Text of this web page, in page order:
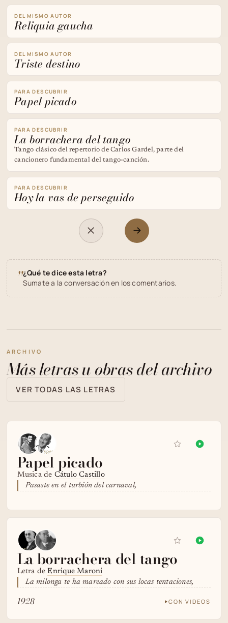
DEL MISMO AUTOR
Reliquia gaucha
DEL MISMO AUTOR
Triste destino
PARA DESCUBRIR
Papel picado
PARA DESCUBRIR
La borrachera del tango
Tango clásico del repertorio de Carlos Gardel, parte del
cancionero fundamental del tango-canción.
PARA DESCUBRIR
Hoy la vas de perseguido
"¿Qué te dice esta letra?
Sumate a la conversación en los comentarios.
ARCHIVO
Más letras u obras del archivo
VER TODAS LAS LETRAS
Papel picado
Musica de Cátulo Castillo
Pasaste en el turbión del carnaval,
La borrachera del tango
Letra deEnrique Maroni
La milonga te ha mareado con sus locas tentaciones,
1928 CON VIDEOS